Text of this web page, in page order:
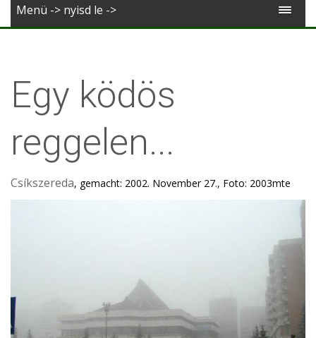
English
Menü -> nyisd le ->
Egy ködös
reggelen...
Csíkszereda, gemacht: 2002. November 27., Foto: 2003mte